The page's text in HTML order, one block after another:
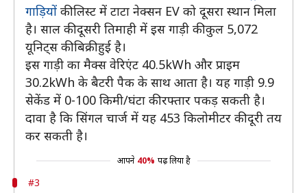
गाड़ियों की लिस्ट में टाटा नेक्सन EV को दूसरा स्थान मिला
है। साल की दूसरी तिमाही में इस गाड़ी की कुल 5,072
यूनिट्स की बिक्री हुई है।
इस गाड़ी का मैक्स वेरिएंट 40.5kWh और प्राइम
30.2kWh के बैटरी पैक के साथ आता है। यह गाड़ी 9.9
सेकेंड में 0-100 किमी/घंटा की रफ्तार पकड़ सकती है।
दावा है कि सिंगल चार्ज में यह 453 किलोमीटर की दूरी तय
कर सकती है।
आपने 40% पढ़ लिया है
#3